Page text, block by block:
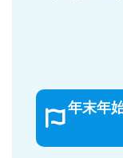
年末年